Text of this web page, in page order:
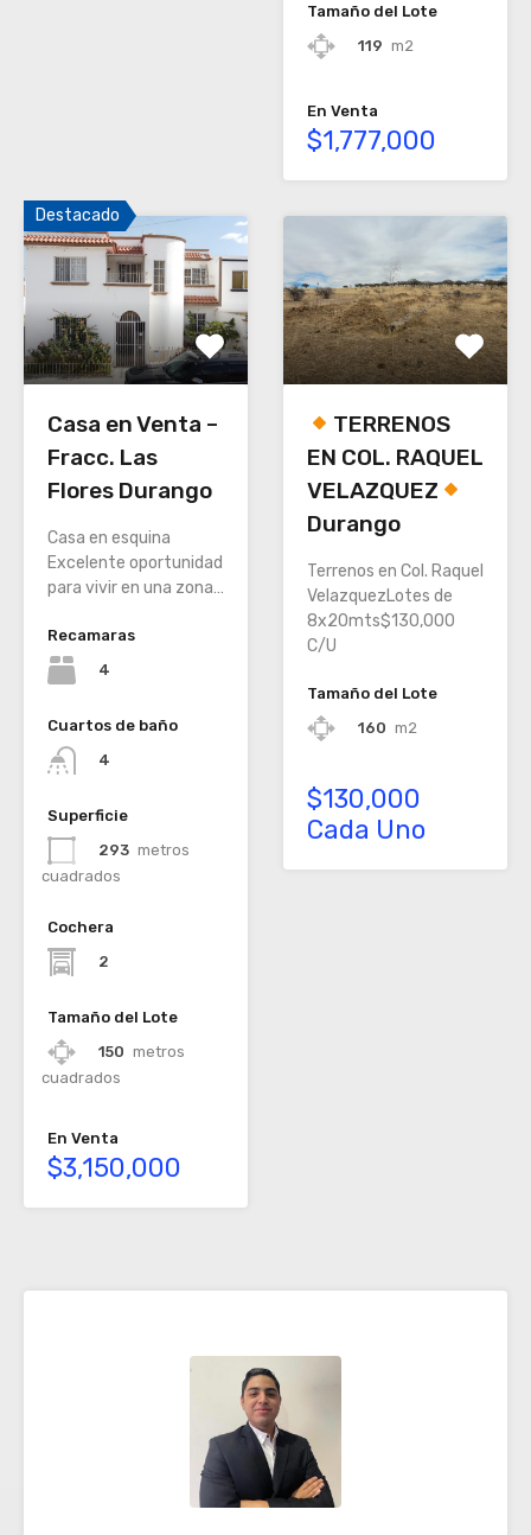
Tamaño del Lote
119 m2
En Venta
$1,777,000
Destacado
Casa en Venta –
Fracc. Las
Flores Durango
Casa en esquina
Excelente oportunidad
para vivir en una zona…
Recamaras
4
Cuartos de baño
4
Superficie
293 metros
cuadrados
Cochera
2
Tamaño del Lote
150 metros
cuadrados
En Venta
$3,150,000
TERRENOS
EN COL. RAQUEL
VELAZQUEZ
Durango
Terrenos en Col. Raquel
VelazquezLotes de
8x20mts$130,000
C/U
Tamaño del Lote
160 m2
$130,000
Cada Uno